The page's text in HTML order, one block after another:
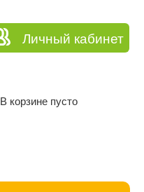
Личный кабинет
В корзине пусто